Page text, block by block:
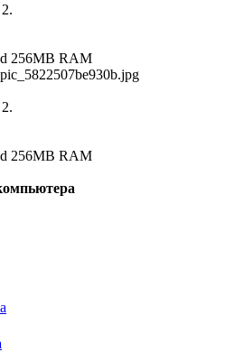
256MB RAM
pic_5822507be930b.jpg
256MB RAM